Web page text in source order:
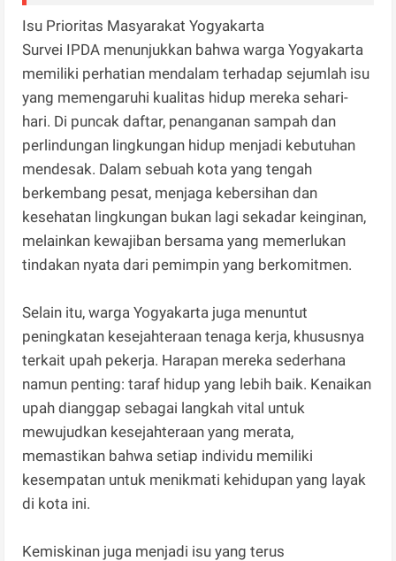
Isu Prioritas Masyarakat Yogyakarta
Survei IPDA menunjukkan bahwa warga Yogyakarta
memiliki perhatian mendalam terhadap sejumlah isu
yang memengaruhi kualitas hidup mereka sehari-
hari. Di puncak daftar, penanganan sampah dan
perlindungan lingkungan hidup menjadi kebutuhan
mendesak. Dalam sebuah kota yang tengah
berkembang pesat, menjaga kebersihan dan
kesehatan lingkungan bukan lagi sekadar keinginan,
melainkan kewajiban bersama yang memerlukan
tindakan nyata dari pemimpin yang berkomitmen.
Selain itu, warga Yogyakarta juga menuntut
peningkatan kesejahteraan tenaga kerja, khususnya
terkait upah pekerja. Harapan mereka sederhana
namun penting: taraf hidup yang lebih baik. Kenaikan
upah dianggap sebagai langkah vital untuk
mewujudkan kesejahteraan yang merata,
memastikan bahwa setiap individu memiliki
kesempatan untuk menikmati kehidupan yang layak
di kota ini.
Kemiskinan juga menjadi isu yang terus